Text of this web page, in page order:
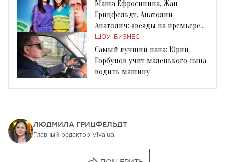
Маша Ефросинина, Жан
Грицфельдт, Анатолий
Анатолич: звезды на премьере
«Ральф-разрушитель 2»
ШОУ-БИЗНЕС
Самый лучший папа: Юрий
Горбунов учит маленького сына
водить машину
ЛЮДМИЛА ГРИЦФЕЛЬДТ
Главный редактор Viva.ua